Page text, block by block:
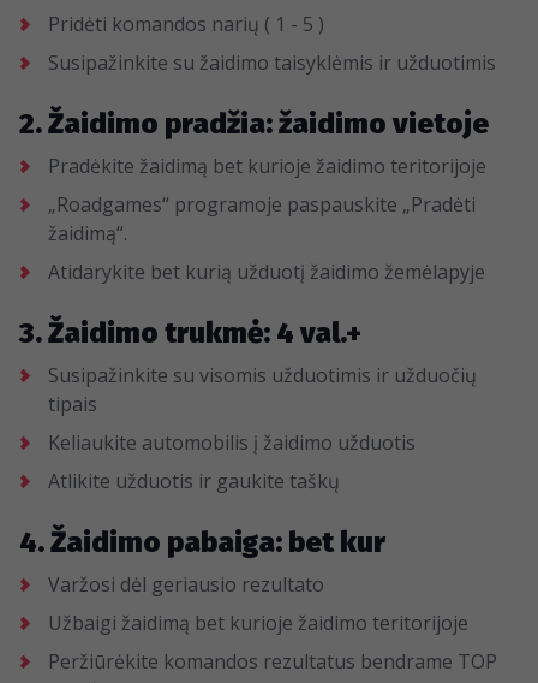
Pridėti komandos narių ( 1 - 5 )
Susipažinkite su žaidimo taisyklėmis ir užduotimis
2. Žaidimo pradžia: žaidimo vietoje
Pradėkite žaidimą bet kurioje žaidimo teritorijoje
„Roadgames“ programoje paspauskite „Pradėti
žaidimą“.
Atidarykite bet kurią užduotį žaidimo žemėlapyje
3. Žaidimo trukmė: 4 val.+
Susipažinkite su visomis užduotimis ir užduočių
tipais
Keliaukite automobilis į žaidimo užduotis
Atlikite užduotis ir gaukite taškų
4. Žaidimo pabaiga: bet kur
Varžosi dėl geriausio rezultato
Užbaigi žaidimą bet kurioje žaidimo teritorijoje
Peržiūrėkite komandos rezultatus bendrame TOP